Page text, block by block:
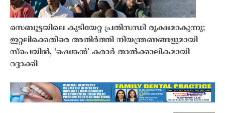
സെബൂട്ടയിലെ കുടിയേറ്റ പ്രതിസന്ധി രൂക്ഷമാകുന്നു;
ഇറ്റലിക്കെതിരെ അതിർത്തി നിയന്ത്രണങ്ങളുമായി
സ്പെയിൻ, ‘ഷെങ്കൻ’ കരാർ താൽക്കാലികമായി
റദ്ദാക്കി